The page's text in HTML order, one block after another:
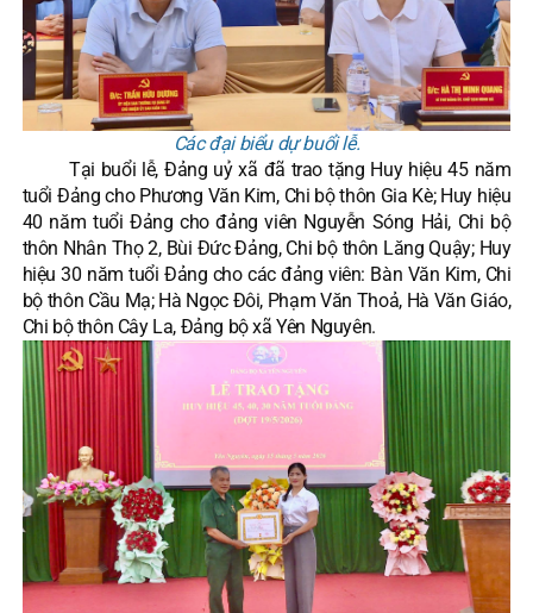
Các đại biểu dự buổi lễ.
Tại buổi lễ, Đảng uỷ xã đã trao tặng Huy hiệu 45 năm
tuổi Đảng cho Phương Văn Kim, Chi bộ thôn Gia Kè; Huy hiệu
40 năm tuổi Đảng cho đảng viên Nguyễn Sóng Hải, Chi bộ
thôn Nhân Thọ 2, Bùi Đức Đảng, Chi bộ thôn Lăng Quậy; Huy
hiệu 30 năm tuổi Đảng cho các đảng viên: Bàn Văn Kim, Chi
bộ thôn Cầu Mạ; Hà Ngọc Đôi, Phạm Văn Thoả, Hà Văn Giáo,
Chi bộ thôn Cây La, Đảng bộ xã Yên Nguyên.